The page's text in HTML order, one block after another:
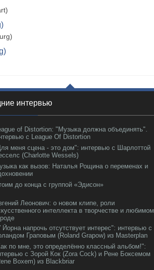
интервью
of Distortion: "Музыка должна объединять".
с League Of Distortion
меня сцена - это дом": интервью с Шарлоттой
(Charlotte Wessels)
как вызов: Наталья Рощина о переменах и
до конца с группой «Эдисон»
Леонович: о новом клипе, роли
интеллекта в творчестве и любимом
Йорна напрочь отсутствует интерес": интервью с
Граповым (Roland Grapow) из Masterplan
по мне, это определённо классный альбом!":
с Зорой Кок (Zora Cock) и Рене Боксемом
Boxem) из Blackbriar